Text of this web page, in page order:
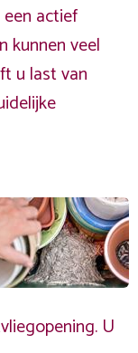
actief
kunnen veel
u last van
U